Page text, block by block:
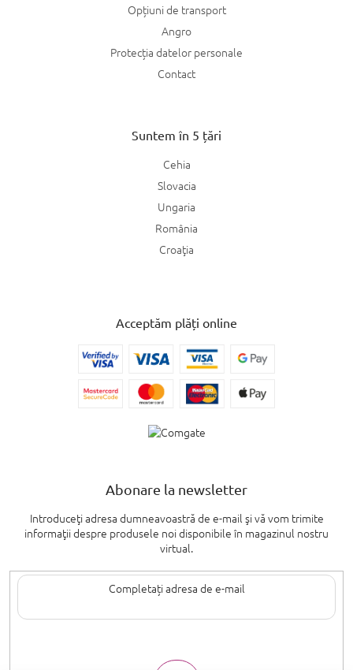
Opțiuni de transport
Angro
Protecția datelor personale
Contact
Suntem în 5 țări
Cehia
Slovacia
Ungaria
România
Croaţia
Acceptăm plăți online
Abonare la newsletter
Introduceţi adresa dumneavoastră de e-mail şi vă vom trimite
informaţii despre produsele noi disponibile în magazinul nostru
virtual.